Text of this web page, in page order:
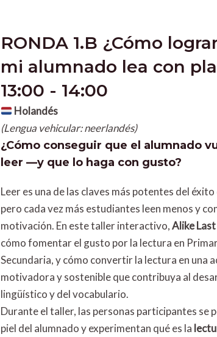
RONDA 1.B ¿Cómo
mi alumnado lea con
13:00 - 14:00
Holandés
(Lengua vehicular: neerlandés)
¿Cómo conseguir que el alumnado
leer —y que lo haga con gusto?
Leer es una de las claves más potentes del éxito
pero cada vez más estudiantes leen menos y
motivación. En este taller interactivo,Alike Last
cómo fomentar el gusto por la lectura en
Secundaria, y cómo convertir la lectura en una
motivadora y sostenible que contribuya al
lingüístico y del vocabulario.
Durante el taller, las personas participantes se
piel del alumnado y experimentan qué es la